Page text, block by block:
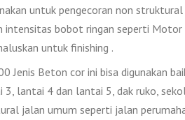
untuk pengecoran non
intensitas bobot ringan seperti Motor
untuk finishing .
Jenis Beton cor ini bisa digunakan
lantai 4 dan lantai 5, dak ruko,
jalan umum seperti jalan